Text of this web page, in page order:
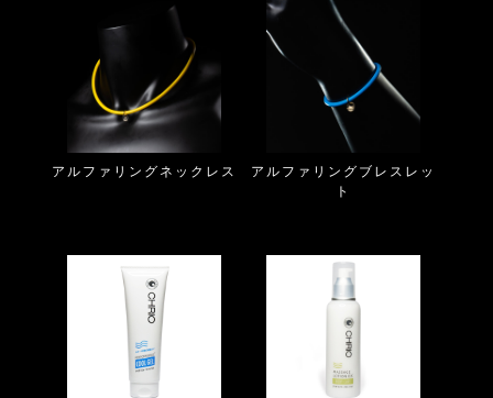
アルファリングネックレス
アルファリングブレスレッ
ト